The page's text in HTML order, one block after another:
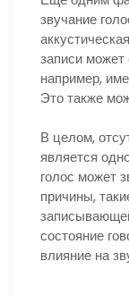
звучание
записи может
например,
Это также
В целом,
является
голос может
причины,
состояние
влияние на